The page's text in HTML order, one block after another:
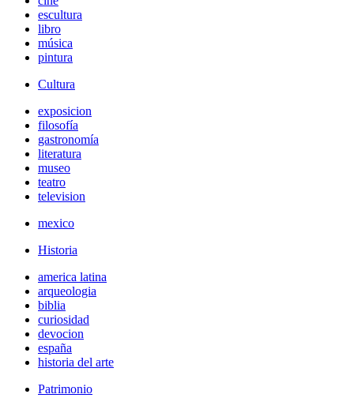
escultura
libro
música
pintura
Cultura
exposicion
filosofía
gastronomía
literatura
museo
teatro
television
mexico
Historia
america latina
arqueologia
biblia
curiosidad
devocion
españa
historia del arte
Patrimonio